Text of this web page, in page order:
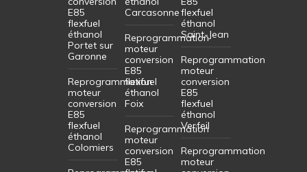
E85
flexfuel
éthanol
Portet sur
Garonne
Reprogrammation
moteur
conversion
E85
flexfuel
éthanol
Colomiers
Carcasonne
Reprogrammation
moteur
conversion
E85
flexfuel
éthanol
Foix
Reprogrammation
moteur
conversion
E85
flexfuel
éthanol
Saint-Jean
Reprogrammation
moteur
conversion
E85
flexfuel
éthanol
Verfeil
Reprogrammation
moteur